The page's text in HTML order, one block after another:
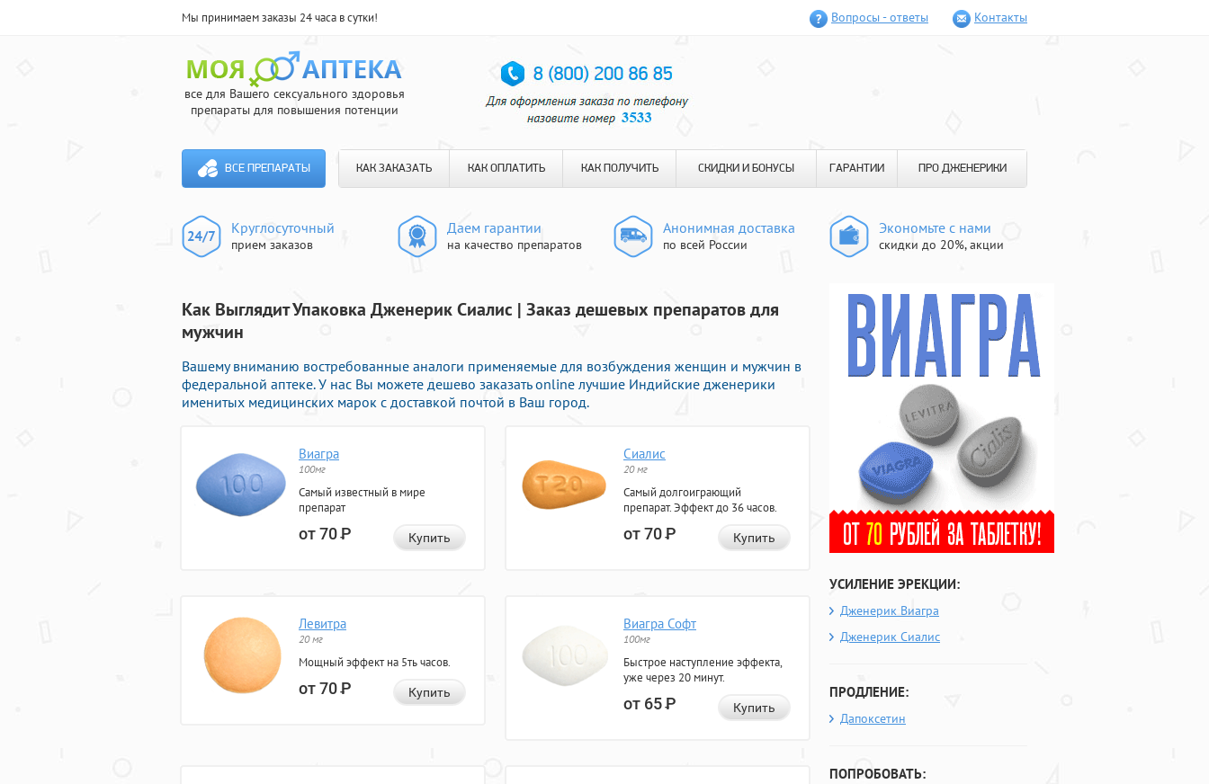
Мы принимаем заказы 24 часа в сутки! Вопросы - ответы Контакты
все для Вашего сексуального здоровья
препараты для повышения потенции
ВСЕ ПРЕПАРАТЫ КАК ЗАКАЗАТЬ КАК ОПЛАТИТЬ КАК ПОЛУЧИТЬ СКИДКИ И БОНУСЫ ГАРАНТИИ ПРО ДЖЕНЕРИКИ
Круглосуточный
прием заказов
Даем гарантии
на качество препаратов
Анонимная доставка
по всей России
Экономьте с нами
скидки до 20%, акции
Как Выглядит Упаковка Дженерик Сиалис | Заказ дешевых препаратов для
мужчин
Вашему вниманию востребованные аналоги применяемые для возбуждения женщин и мужчин в
федеральной аптеке. У нас Вы можете дешево заказать online лучшие Индийские дженерики
именитых медицинских марок с доставкой почтой в Ваш город.
Виагра
100мг
Самый известный в мире
препарат
от 70Р Купить
Сиалис
20 мг
Самый долгоиграющий
препарат. Эффект до 36 часов.
от 70Р Купить
Левитра
20 мг
Мощный эффект на 5ть часов.
от 70Р Купить
Виагра Софт
100мг
Быстрое наступление эффекта,
уже через 20 минут.
от 65Р Купить
УСИЛЕНИЕ ЭРЕКЦИИ:
Дженерик Виагра
Дженерик Сиалис
ПРОДЛЕНИЕ:
Дапоксетин
ПОПРОБОВАТЬ: